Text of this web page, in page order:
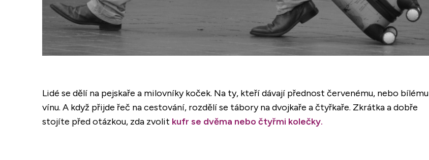
Lidé se dělí na pejskaře a milovníky koček. Na ty, kteří dávají přednost červenému, nebo bílému
vínu. A když přijde řeč na cestování, rozdělí se tábory na dvojkaře a čtyřkaře. Zkrátka a dobře
stojíte před otázkou, zda zvolit kufr se dvěma nebo čtyřmi kolečky.